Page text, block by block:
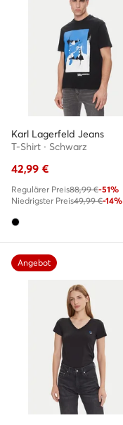
Karl Lagerfeld Jeans
T-Shirt · Schwarz
42,99 €
Regulärer Preis88,99 €-51%
Niedrigster Preis49,99 €-14%
Angebot